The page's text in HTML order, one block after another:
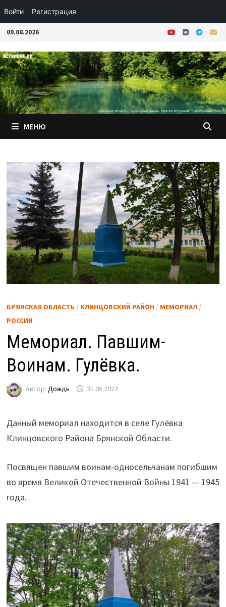
Войти Регистрация
Перейти
содержимому
09.08.2026
МЕНЮ
БРЯНСКАЯ ОБЛАСТЬ / КЛИНЦОВСКИЙ РАЙОН/ МЕМОРИАЛ/
РОССИЯ
Мемориал. Павшим-
Воинам. Гулёвка.
Автор: Дождь 31.05.2022
Данный мемориал находится в селе Гулёвка
Клинцовского Района Брянской Области.
Посвящен павшим воинам-односельчанам погибшим
во время Великой Отечественной Войны 1941 — 1945
года.